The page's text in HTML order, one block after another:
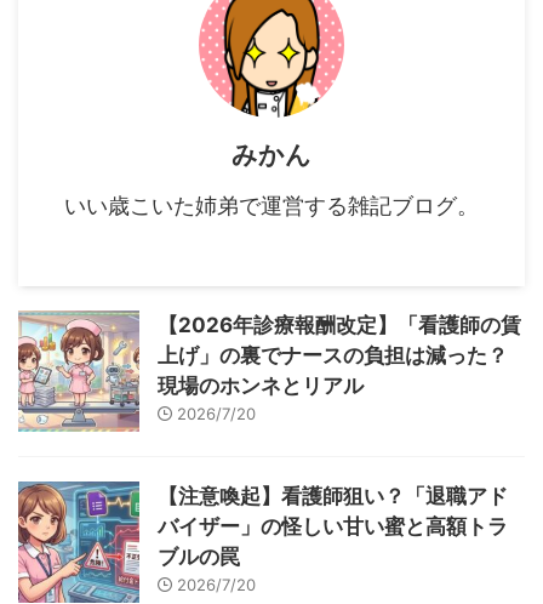
みかん
いい歳こいた姉弟で運営する雑記ブログ。
【2026年診療報酬改定】「看護師の賃
上げ」の裏でナースの負担は減った？
現場のホンネとリアル
2026/7/20
【注意喚起】看護師狙い？「退職アド
バイザー」の怪しい甘い蜜と高額トラ
ブルの罠
2026/7/20